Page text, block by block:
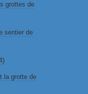
grottes de
sentier de
la grotte de